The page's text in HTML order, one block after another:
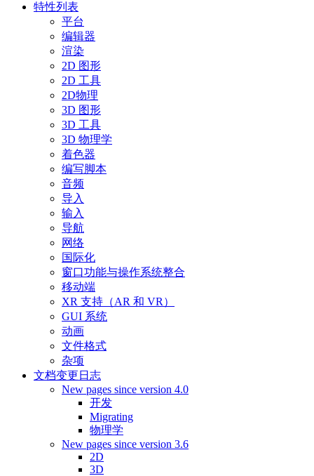
特性列表
平台
编辑器
渲染
2D 图形
2D 工具
2D物理
3D 图形
3D 工具
3D 物理学
着色器
编写脚本
音频
导入
输入
导航
网络
国际化
窗口功能与操作系统整合
移动端
XR 支持（AR 和 VR）
GUI 系统
动画
文件格式
杂项
文档变更日志
New pages since version 4.0
开发
Migrating
物理学
New pages since version 3.6
2D
3D